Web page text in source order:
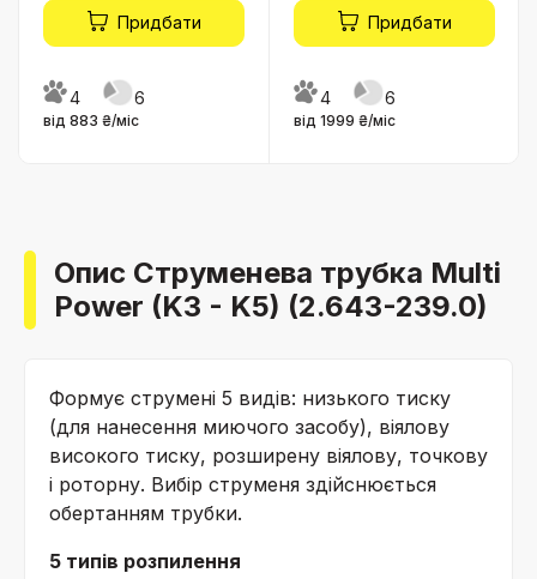
Придбати
4 6
від 883 ₴/міс
Придбати
4 6
від 1999 ₴/міс
Опис Струменева трубка Multi
Power (K3 - K5) (2.643-239.0)
Формує струмені 5 видів: низького тиску
(для нанесення миючого засобу), віялову
високого тиску, розширену віялову, точкову
і роторну. Вибір струменя здійснюється
обертанням трубки.
5 типів розпилення